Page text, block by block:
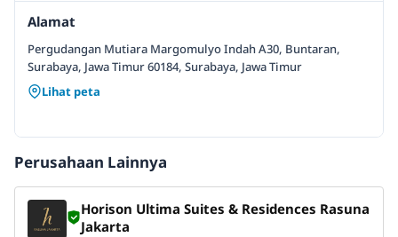
Alamat
Pergudangan Mutiara Margomulyo Indah A30, Buntaran,
Surabaya, Jawa Timur 60184, Surabaya, Jawa Timur
Lihat peta
Perusahaan Lainnya
Horison Ultima Suites & Residences Rasuna
Jakarta